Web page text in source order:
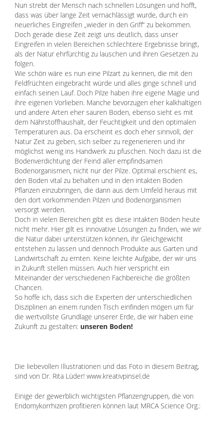
Nun strebt der Mensch nach schnellen Lösungen und hofft,
dass was über lange Zeit vernachlässigt wurde, durch ein
neuerliches Eingreifen „wieder in den Griff“ zu bekommen.
Doch gerade diese Zeit zeigt uns deutlich, dass unser
Eingreifen in vielen Bereichen schlechtere Ergebnisse bringt,
als der Natur ehrfürchtig zu lauschen und ihren Gesetzen zu
folgen.
Wie schön wäre es nun eine Pilzart zu kennen, die mit den
Feldfrüchten eingebracht würde und alles ginge schnell und
einfach seinen Lauf. Doch Pilze haben ihre eigene Magie und
ihre eigenen Vorlieben. Manche bevorzugen eher kalkhaltigen
und andere Arten eher sauren Boden, ebenso sieht es mit
dem Nährstoffhaushalt, der Feuchtigkeit und den optimalen
Temperaturen aus. Da erscheint es doch eher sinnvoll, der
Natur Zeit zu geben, sich selber zu regenerieren und ihr
möglichst wenig ins Handwerk zu pfuschen. Noch dazu ist die
Bodenverdichtung der Feind aller empfindsamen
Bodenorganismen, nicht nur der Pilze. Optimal erschient es,
den Boden vital zu behalten und in den intakten Boden
Pflanzen einzubringen, die dann aus dem Umfeld heraus mit
den dort vorkommenden Pilzen und Bodenorganismen
versorgt werden.
Doch in vielen Bereichen gibt es diese intakten Böden heute
nicht mehr. Hier gilt es innovative Lösungen zu finden, wie wir
die Natur dabei unterstützen können, ihr Gleichgewicht
entstehen zu lassen und dennoch Produkte aus Garten und
Landwirtschaft zu ernten. Keine leichte Aufgabe, der wir uns
in Zukunft stellen müssen. Auch hier verspricht ein
Miteinander der verschiedenen Fachbereiche die größten
Chancen.
So hoffe ich, dass sich die Experten der unterschiedlichen
Disziplinen an einem runden Tisch einfinden mögen um für
die wertvollste Grundlage unserer Erde, die wir haben eine
Zukunft zu gestalten: unseren Boden!
Die liebevollen Illustrationen und das Foto in diesem Beitrag,
sind von Dr. Rita Lüder! www.kreativpinsel.de
Einige der gewerblich wichtigsten Pflanzengruppen, die von
Endomykorrhizen profitieren können laut MRCA Science Org.: